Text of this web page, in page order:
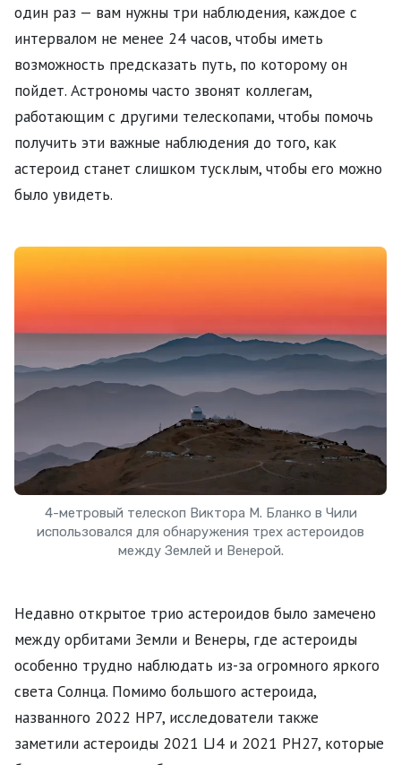
один раз — вам нужны три наблюдения, каждое с
интервалом не менее 24 часов, чтобы иметь
возможность предсказать путь, по которому он
пойдет. Астрономы часто звонят коллегам,
работающим с другими телескопами, чтобы помочь
получить эти важные наблюдения до того, как
астероид станет слишком тусклым, чтобы его можно
было увидеть.
4-метровый телескоп Виктора М. Бланко в Чили
использовался для обнаружения трех астероидов
между Землей и Венерой.
Недавно открытое трио астероидов было замечено
между орбитами Земли и Венеры, где астероиды
особенно трудно наблюдать из-за огромного яркого
света Солнца. Помимо большого астероида,
названного 2022 HP7, исследователи также
заметили астероиды 2021 LJ4 и 2021 PH27, которые